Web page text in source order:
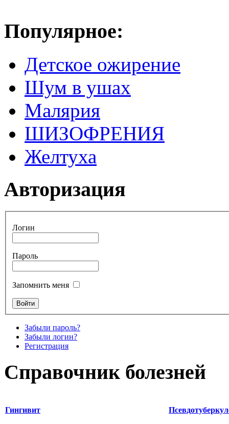
Популярное:
Детское ожирение
Шум в ушах
Малярия
ШИЗОФРЕНИЯ
Желтуха
Авторизация
Логин
Пароль
Запомнить меня
Забыли пароль?
Забыли логин?
Регистрация
Справочник болезней
Гингивит